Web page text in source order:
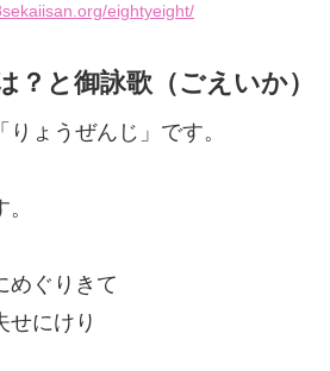
eightyeight/
？と御詠歌（ごえいか）
ょうぜんじ」です。
めぐりきて
せにけり